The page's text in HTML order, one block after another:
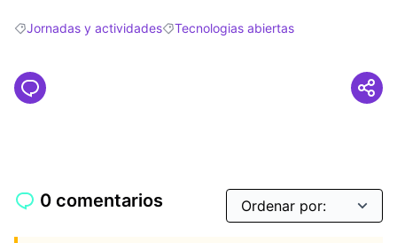
Resultados al filtrar por: Jornadas y actividades
Jornadas y actividadesResultados al filtrar por: Tecnologias
Tecnologias abiertas
0 comentarios